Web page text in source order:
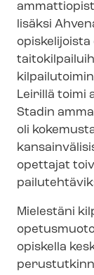
lisäksi
Leirillä toimi
Stadin
oli
opettajat
Mielestäni
opiskella